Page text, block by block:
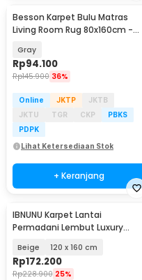
Besson Karpet Bulu Matras
Living Room Rug 80x160cm -
Gray
Rp94.100
Rp145.900 36%
Online JKTP
JKTB
JKTU
TGR CKP
PBKS
PDPK
Lihat Ketersediaan Stok
+ Keranjang
IBNUNU Karpet Lantai
Permadani Lembut Luxury
Beige 120 x 160 cm
Rp172.200
Rp228.900 25%